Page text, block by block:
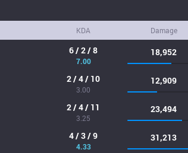
KDA Damage
6 / 2 / 8
7.00
18,952
2 / 4 / 10
3.00
12,909
2 / 4 / 11
3.25
23,494
4 / 3 / 9
4.33
31,213